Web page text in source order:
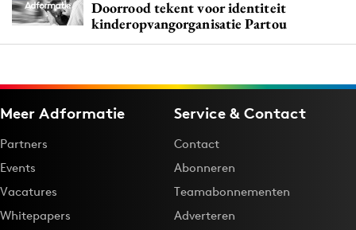
Doorrood tekent voor identiteit
kinderopvangorganisatie Partou
Meer Adformatie
Partners
Events
Vacatures
Whitepapers
Service & Contact
Contact
Abonneren
Teamabonnementen
Adverteren